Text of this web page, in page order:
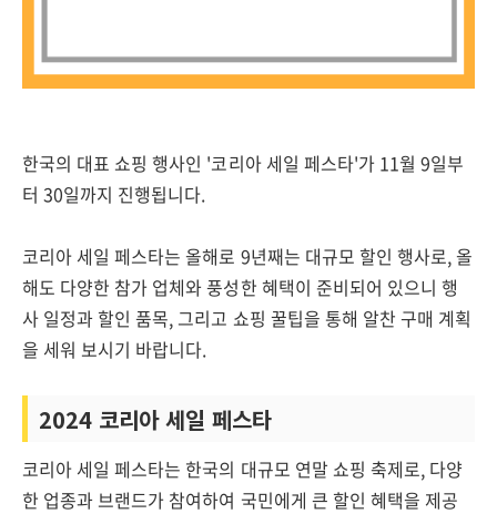
한국의 대표 쇼핑 행사인 '코리아 세일 페스타'가 11월 9일부
터 30일까지 진행됩니다.
코리아 세일 페스타는 올해로 9년째는 대규모 할인 행사로, 올
해도 다양한 참가 업체와 풍성한 혜택이 준비되어 있으니 행
사 일정과 할인 품목, 그리고 쇼핑 꿀팁을 통해 알찬 구매 계획
을 세워 보시기 바랍니다.
2024 코리아 세일 페스타
코리아 세일 페스타는 한국의 대규모 연말 쇼핑 축제로, 다양
한 업종과 브랜드가 참여하여 국민에게 큰 할인 혜택을 제공